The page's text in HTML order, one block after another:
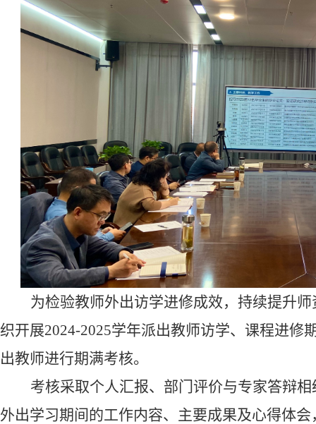
为检验教师外出访学进修成效，持续提升
织开展2024-2025学年派出教师访学、课程进修
出教师进行期满考核。
考核采取个人汇报、部门评价与专家答辩
外出学习期间的工作内容、主要成果及心得体